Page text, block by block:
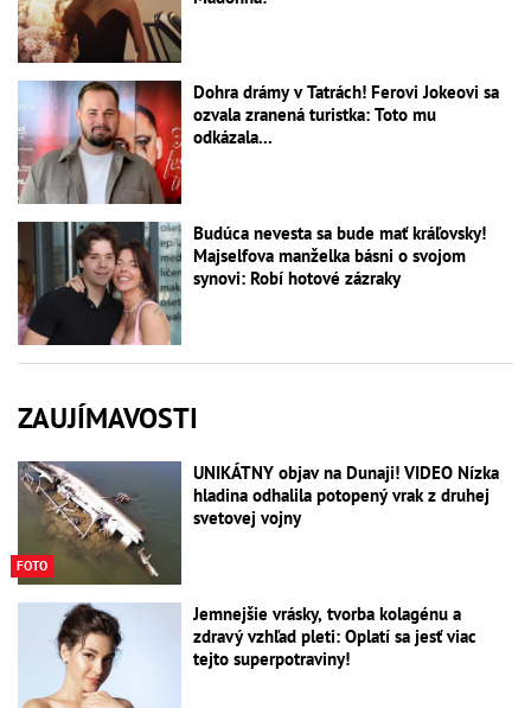
Dohra drámy v Tatrách! Ferovi Jokeovi sa
ozvala zranená turistka: Toto mu
odkázala...
Budúca nevesta sa bude mať kráľovsky!
Majselfova manželka básni o svojom
synovi: Robí hotové zázraky
ZAUJÍMAVOSTI
FOTO
UNIKÁTNY objav na Dunaji! VIDEO Nízka
hladina odhalila potopený vrak z druhej
svetovej vojny
Jemnejšie vrásky, tvorba kolagénu a
zdravý vzhľad pleti: Oplatí sa jesť viac
tejto superpotraviny!